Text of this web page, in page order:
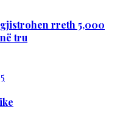
rreth 5,000
tru